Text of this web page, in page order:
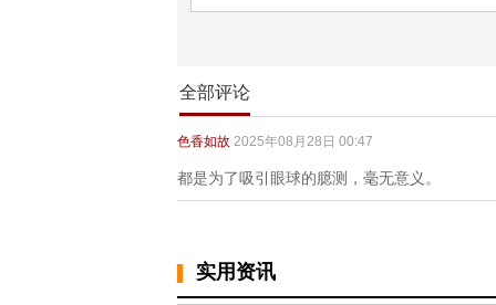
全部评论
色香如故 2025年08月28日 00:47
都是为了吸引眼球的臆测，毫无意义。
实用资讯